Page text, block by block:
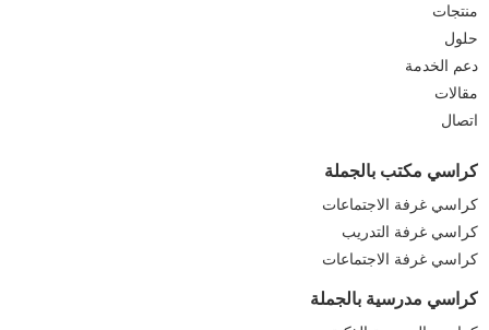
منتجات
حلول
دعم الخدمة
مقالات
اتصال
كراسي مكتب بالجملة
كراسي غرفة الاجتماعات
كراسي غرفة التدريب
كراسي غرفة الاجتماعات
كراسي مدرسية بالجملة